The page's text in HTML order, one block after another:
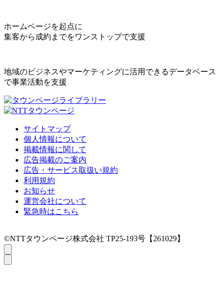
ホームページを起点に
集客から成約までをワンストップで支援
地域のビジネスやマーケティングに活用できるデータベース
で事業活動を支援
サイトマップ
個人情報について
掲載情報に関して
広告掲載のご案内
広告・サービス取扱い規約
利用規約
お知らせ
運営会社について
緊急時はこちら
©NTTタウンページ株式会社 TP25-193号【261029】